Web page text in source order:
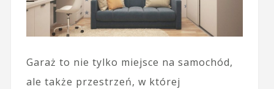
Garaż to nie tylko miejsce na samochód,
ale także przestrzeń, w której